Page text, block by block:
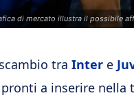
di mercato illustra il possibile
tra Inter e
pronti a inserire